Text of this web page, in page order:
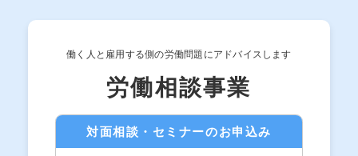
働く人と雇用する側の労働問題にアドバイスします
労働相談事業
対面相談・セミナーのお申込み